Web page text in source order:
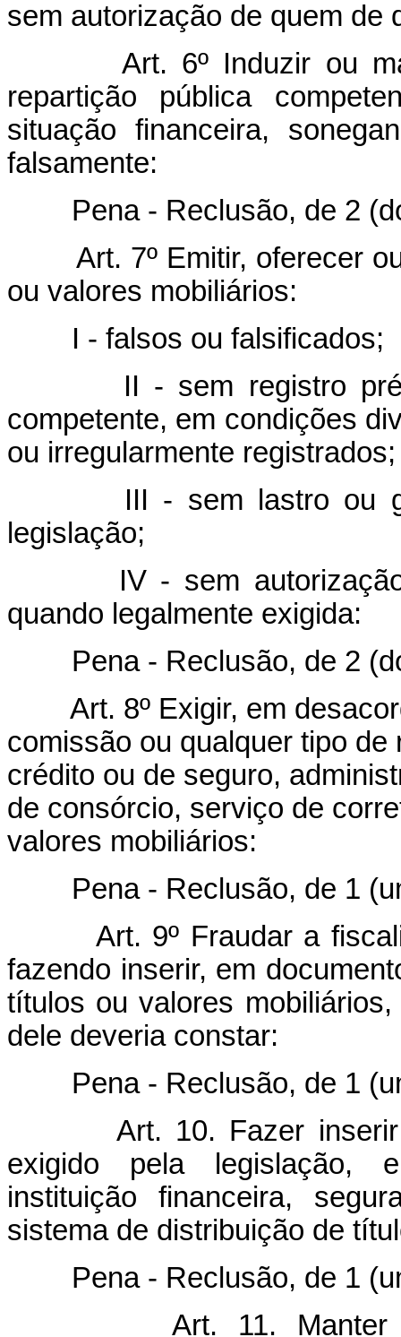
sem autorização de quem de
Art. 6º Induzir ou
repartição pública
situação financeira,
falsamente:
Pena - Reclusão, de 2
Art. 7º Emitir, oferecer
ou valores mobiliários:
I - falsos ou falsificados;
II - sem registro
competente, em condições
ou irregularmente registrados;
III - sem lastro ou
legislação;
IV - sem
quando legalmente exigida:
Pena - Reclusão, de 2
Art. 8º Exigir, em
comissão ou qualquer tipo
crédito ou de seguro,
de consórcio, serviço de
valores mobiliários:
Pena - Reclusão, de 1
Art. 9º Fraudar a
fazendo inserir, em
títulos ou valores
dele deveria constar:
Pena - Reclusão, de 1
Art. 10. Fazer
exigido pela legislação,
instituição financeira,
sistema de distribuição de
Pena - Reclusão, de 1
Art. 11.